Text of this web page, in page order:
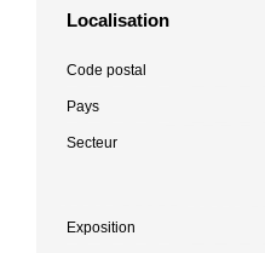
Localisation
Code postal
Pays
Secteur
Exposition